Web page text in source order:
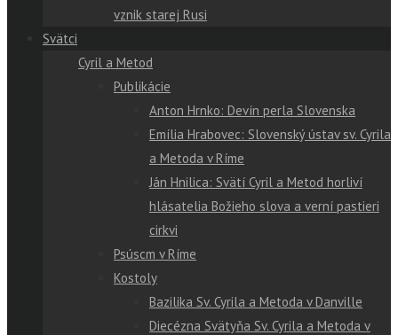
vznik starej Rusi
Svätci
Cyril a Metod
Publikácie
Anton Hrnko: Devín perla Slovenska
Emília Hrabovec: Slovenský ústav sv. Cyrila
a Metoda v Ríme
Ján Hnilica: Svätí Cyril a Metod horliví
hlásatelia Božieho slova a verní pastieri
cirkvi
Psúscm v Ríme
Kostoly
Bazilika Sv. Cyrila a Metoda v Danville
Diecézna Svätyňa Sv. Cyrila a Metoda v